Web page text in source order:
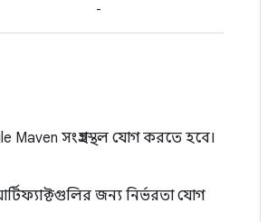
-
সংগ্রহস্থল যোগ করতে হবে।
জন্য নির্ভরতা যোগ